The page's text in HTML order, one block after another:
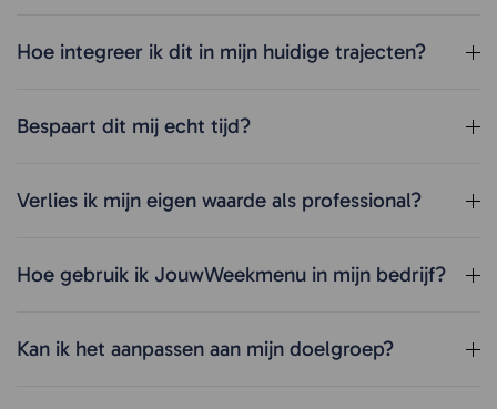
Hoe integreer ik dit in mijn huidige trajecten?
Bespaart dit mij echt tijd?
Verlies ik mijn eigen waarde als professional?
Hoe gebruik ik JouwWeekmenu in mijn bedrijf?
Kan ik het aanpassen aan mijn doelgroep?